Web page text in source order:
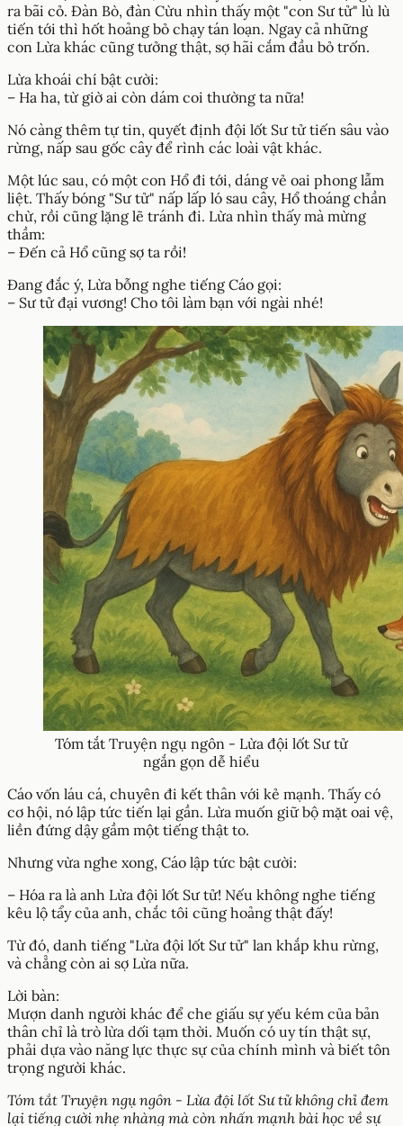
ra bãi cỏ. Đàn Bò, đàn Cừu nhìn thấy một "con Sư tử" lù lù
tiến tới thì hốt hoảng bỏ chạy tán loạn. Ngay cả những
con Lừa khác cũng tưởng thật, sợ hãi cắm đầu bỏ trốn.
Lừa khoái chí bật cười:
– Ha ha, từ giờ ai còn dám coi thường ta nữa!
Nó càng thêm tự tin, quyết định đội lốt Sư tử tiến sâu vào
rừng, nấp sau gốc cây để rình các loài vật khác.
Một lúc sau, có một con Hổ đi tới, dáng vẻ oai phong lẫm
liệt. Thấy bóng "Sư tử" nấp lấp ló sau cây, Hổ thoáng chần
chừ, rồi cũng lặng lẽ tránh đi. Lừa nhìn thấy mà mừng
thầm:
– Đến cả Hổ cũng sợ ta rồi!
Đang đắc ý, Lừa bỗng nghe tiếng Cáo gọi:
– Sư tử đại vương! Cho tôi làm bạn với ngài nhé!
Tóm tắt Truyện ngụ ngôn - Lừa đội lốt Sư tử
ngắn gọn dễ hiểu
Cáo vốn láu cá, chuyên đi kết thân với kẻ mạnh. Thấy có
cơ hội, nó lập tức tiến lại gần. Lừa muốn giữ bộ mặt oai vệ,
liền đứng dậy gầm một tiếng thật to.
Nhưng vừa nghe xong, Cáo lập tức bật cười:
– Hóa ra là anh Lừa đội lốt Sư tử! Nếu không nghe tiếng
kêu lộ tẩy của anh, chắc tôi cũng hoảng thật đấy!
Từ đó, danh tiếng "Lừa đội lốt Sư tử" lan khắp khu rừng,
và chẳng còn ai sợ Lừa nữa.
Lời bàn:
Mượn danh người khác để che giấu sự yếu kém của bản
thân chỉ là trò lừa dối tạm thời. Muốn có uy tín thật sự,
phải dựa vào năng lực thực sự của chính mình và biết tôn
trọng người khác.
Tóm tắt Truyện ngụ ngôn - Lừa đội lốt Sư tử không chỉ đem
lại tiếng cười nhẹ nhàng mà còn nhấn mạnh bài học về sự